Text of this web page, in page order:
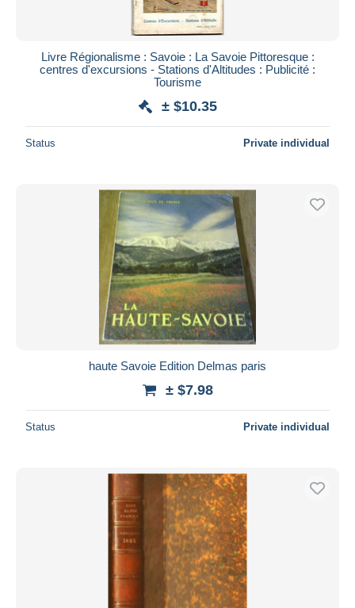
Livre Régionalisme : Savoie : La Savoie Pittoresque :
centres d'excursions - Stations d'Altitudes : Publicité :
Tourisme
± $10.35
Status Private individual
haute Savoie Edition Delmas paris
± $7.98
Status Private individual